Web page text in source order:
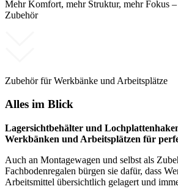
Mehr Komfort, mehr Struktur, mehr Fokus
Zubehör
Zubehör für Werkbänke und Arbeitsplätze
Alles im Blick
Lagersichtbehälter und
Werkbänken und Arbeitsplätzen für
Auch an Montagewagen und selbst als
Fachbodenregalen bürgen sie dafür, dass
Arbeitsmittel übersichtlich gelagert und